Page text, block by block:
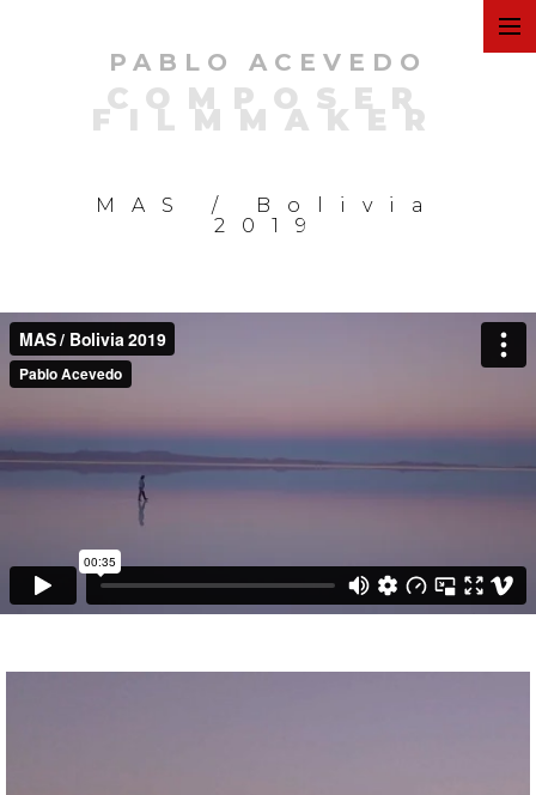
PABLO ACEVEDO
COMPOSER
FILMMAKER
PERSONAL
MUSIC
ABOUT
MAS / Bolivia
2019